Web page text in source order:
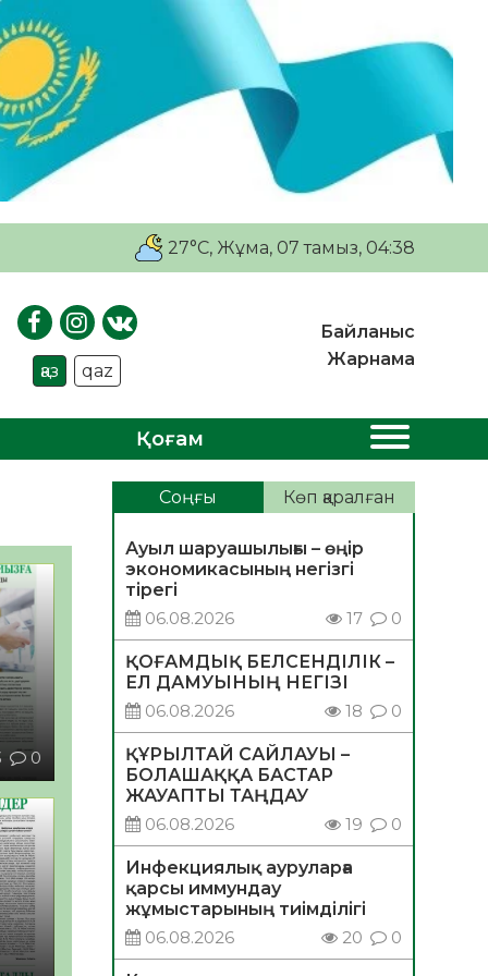
27°C, Жұма, 07 тамыз, 04:38
қаз qaz
Байланыс
Жарнама
Қоғам
0
Соңғы Көп қаралған
Ауыл шаруашылығы – өңір
экономикасының негізгі
тірегі
06.08.2026
17 0
ҚОҒАМДЫҚ БЕЛСЕНДІЛІК –
ЕЛ ДАМУЫНЫҢ НЕГІЗІ
06.08.2026
18 0
ҚҰРЫЛТАЙ САЙЛАУЫ –
БОЛАШАҚҚА БАСТАР
ЖАУАПТЫ ТАҢДАУ
06.08.2026
19 0
Инфекциялық ауруларға
қарсы иммундау
жұмыстарының тиімділігі
06.08.2026
20 0